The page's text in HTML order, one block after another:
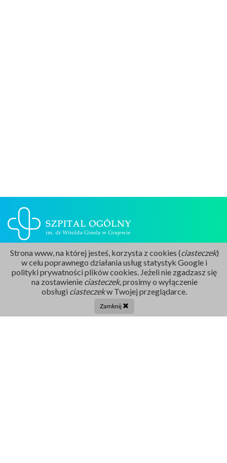
Rejestracja
86 211 91 17
Tel. centrala:
86 272 32 71
Strona www, na której jesteś, korzysta z cookies (ciasteczek)
w celu poprawnego działania usług statystyk Google i
polityki prywatności plików cookies. Jeżeli nie zgadzasz się
na zostawienie ciasteczek, prosimy o wyłączenie
obsługi ciasteczekw Twojej przeglądarce.
Zamknij